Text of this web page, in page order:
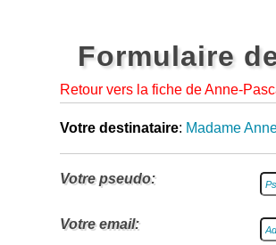
Formulaire
Retour vers la fiche de Anne-
Votre destinataire: Madame
Votre pseudo:
Votre email: